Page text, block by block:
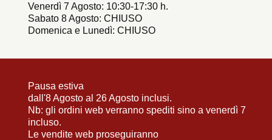
Venerdì 7 Agosto: 10:30-17:30 h.
Sabato 8 Agosto: CHIUSO
Domenica e Lunedì: CHIUSO
Pausa estiva
dall'8 Agosto al 26 Agosto inclusi.
Nb: gli ordini web verranno spediti sino a venerdì 7
incluso.
Le vendite web proseguiranno